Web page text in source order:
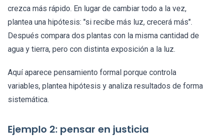
crezca más rápido. En lugar de cambiar todo a la vez,
plantea una hipótesis: "si recibe más luz, crecerá más".
Después compara dos plantas con la misma cantidad de
agua y tierra, pero con distinta exposición a la luz.
Aquí aparece pensamiento formal porque controla
variables, plantea hipótesis y analiza resultados de forma
sistemática.
Ejemplo 2: pensar en justicia